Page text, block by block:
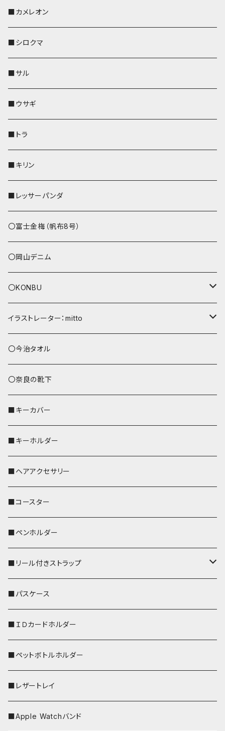
その他
靴下・ミニタオル
その他
スマホケース
財布
靴下・ミニタオル
その他
靴下・ミニタオル
財布
その他
レザートレイ
財布
靴下・ミニタオル
その他
KONBU
AppleWatchバンド
ペットボトルホルダー
ペンホルダー
靴下・ミニタオル
財布
その他
ペットボトルホルダー
AppleWatchバンド
財布
その他
キーケース
名刺入れ・カードケース
AppleWatchバンド
財布
ペンホルダー
IDカードケース
ペットボトルホルダー
その他
リール付きストラップ
リールのみ
ストラップ付
名刺入れ
AppleWatchバンド
メガネケース
財布
メガネケース
リール付きストラップ
リールのみ
ストラップ付
ペットボトルホルダー
キーケース
ペンホルダー
AppleWatchバンド
L字ファスナー財布
その他
メガネケース
名刺入れ
財布
Apple Watchバンド
■カメレオン
■シロクマ
■サル
■ウサギ
■トラ
■キリン
■レッサーパンダ
〇富士金梅（帆布8号）
〇岡山デニム
〇KONBU
ショルダーバッグ
あずまバッグ
トートバッグ（L）
バッグインバッグ
イラストレーター：mitto
シマエナガ
ハシビロコウ
オカメインコ
歌うオカメちゃん
おかめ３兄弟
セキセイインコ
文鳥
鹿
ペンギン
〇今治タオル
〇奈良の靴下
■キーカバー
■キーホルダー
■ヘアアクセサリー
■コースター
■ペンホルダー
■リール付きストラップ
リールのみ
ストラップ付
■パスケース
■ＩＤカードホルダー
■ペットボトルホルダー
■レザートレイ
■Apple Watchバンド